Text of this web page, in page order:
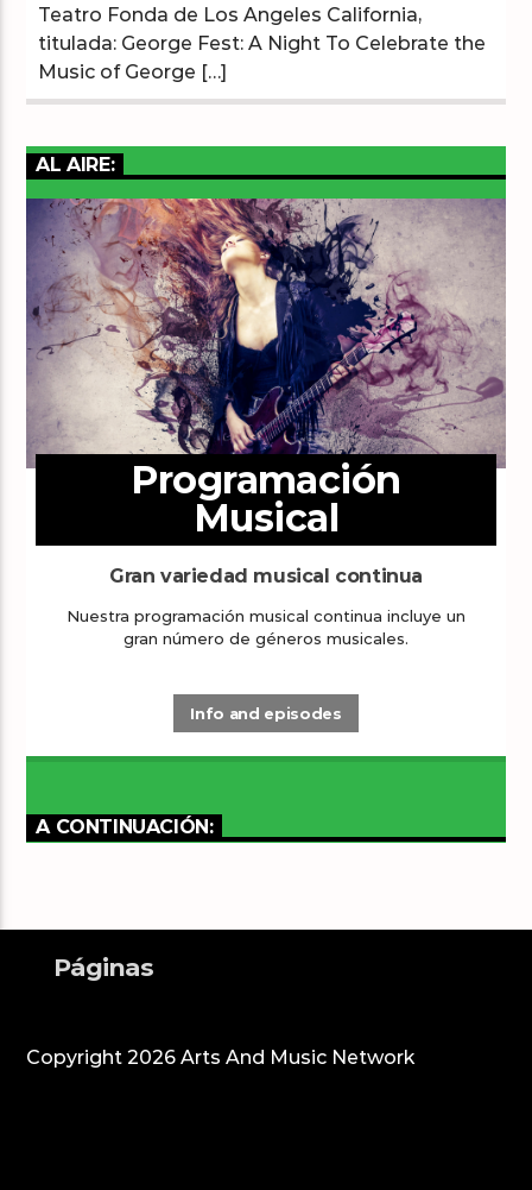
Teatro Fonda de Los Angeles California,
titulada: George Fest: A Night To Celebrate the
Music of George […]
AL AIRE:
Programación
Musical
Gran variedad musical continua
Nuestra programación musical continua incluye un
gran número de géneros musicales.
Info and episodes
A CONTINUACIÓN:
Páginas
Copyright 2026 Arts And Music Network